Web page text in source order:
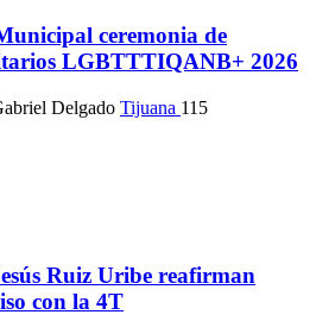
ceremonia de
LGBTTTIQANB+ 2026
Delgado Tijuana 115
Ruiz Uribe reafirman
con la 4T